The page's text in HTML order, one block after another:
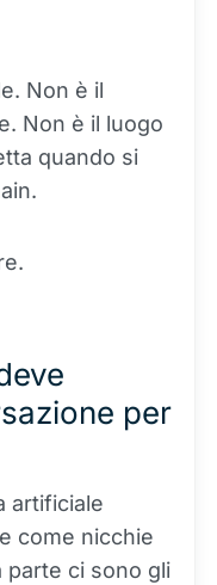
Non è il
Non è il luogo
quando si
per
artificiale
come nicchie
parte ci sono gli